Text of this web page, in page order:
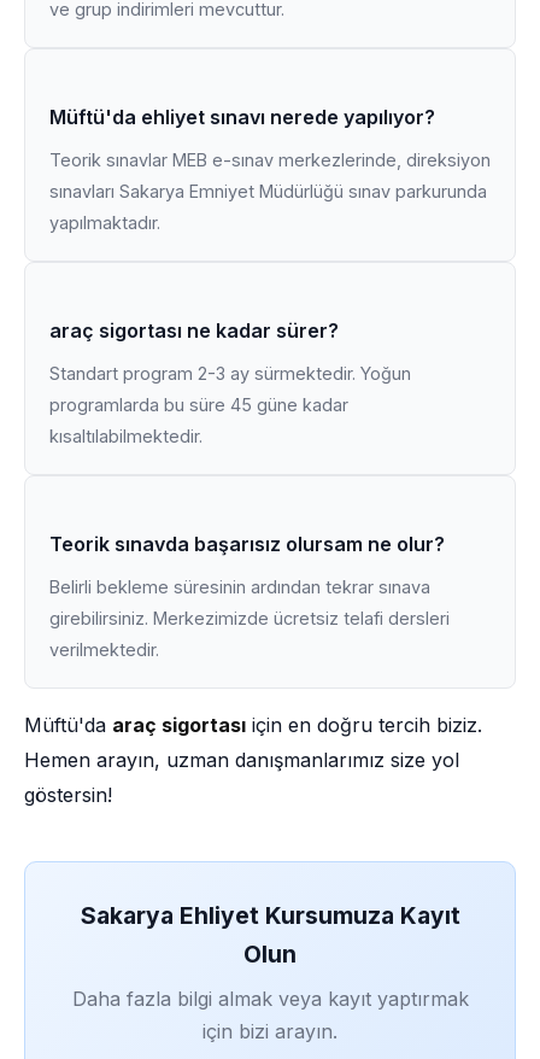
ve grup indirimleri mevcuttur.
Müftü'da ehliyet sınavı nerede yapılıyor?
Teorik sınavlar MEB e-sınav merkezlerinde, direksiyon
sınavları Sakarya Emniyet Müdürlüğü sınav parkurunda
yapılmaktadır.
araç sigortası ne kadar sürer?
Standart program 2-3 ay sürmektedir. Yoğun
programlarda bu süre 45 güne kadar
kısaltılabilmektedir.
Teorik sınavda başarısız olursam ne olur?
Belirli bekleme süresinin ardından tekrar sınava
girebilirsiniz. Merkezimizde ücretsiz telafi dersleri
verilmektedir.
Müftü'da araç sigortası için en doğru tercih biziz.
Hemen arayın, uzman danışmanlarımız size yol
göstersin!
Sakarya Ehliyet Kursumuza Kayıt
Olun
Daha fazla bilgi almak veya kayıt yaptırmak
için bizi arayın.